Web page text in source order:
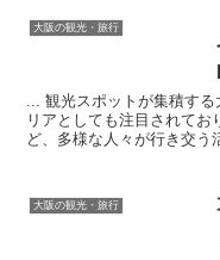
大阪の観光・旅行
... 観光スポットが集積す
リアとしても注目されて
ど、多様な人々が行き交う
大阪の観光・旅行